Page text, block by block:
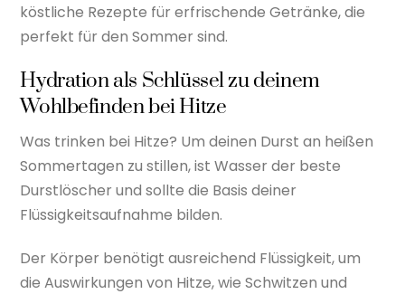
köstliche Rezepte für erfrischende Getränke, die
perfekt für den Sommer sind.
Hydration als Schlüssel zu deinem
Wohlbefinden bei Hitze
Was trinken bei Hitze? Um deinen Durst an heißen
Sommertagen zu stillen, ist Wasser der beste
Durstlöscher und sollte die Basis deiner
Flüssigkeitsaufnahme bilden.
Der Körper benötigt ausreichend Flüssigkeit, um
die Auswirkungen von Hitze, wie Schwitzen und